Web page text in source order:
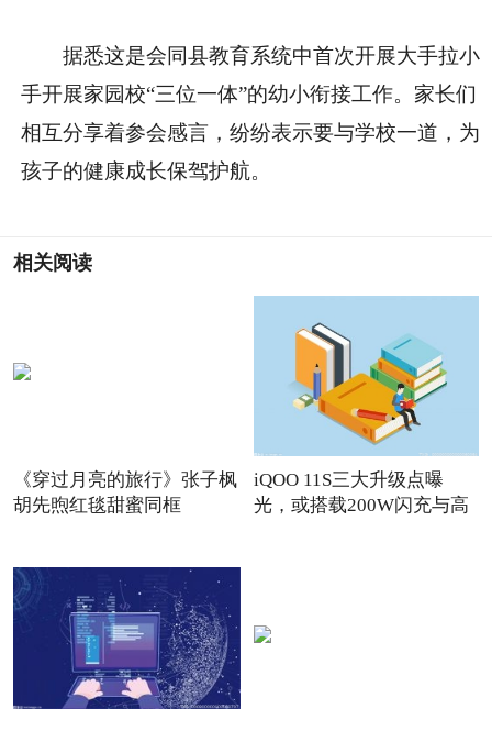
据悉这是会同县教育系统中首次开展大手拉小
手开展家园校“三位一体”的幼小衔接工作。家长们
相互分享着参会感言，纷纷表示要与学校一道，为
孩子的健康成长保驾护航。
相关阅读
《穿过月亮的旅行》张子枫
胡先煦红毯甜蜜同框
iQOO 11S三大升级点曝
光，或搭载200W闪充与高